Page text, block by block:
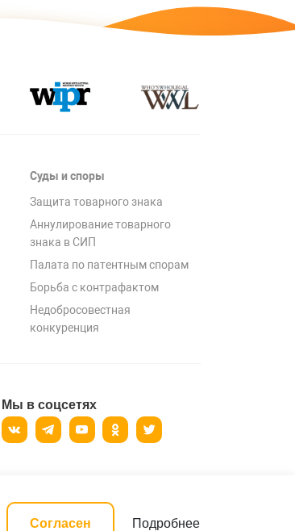
Суды и споры
Защита товарного знака
Аннулирование товарного
знака в СИП
Палата по патентным спорам
Борьба с контрафактом
Недобросовестная
конкуренция
Мы в соцсетях
Согласен Подробнее